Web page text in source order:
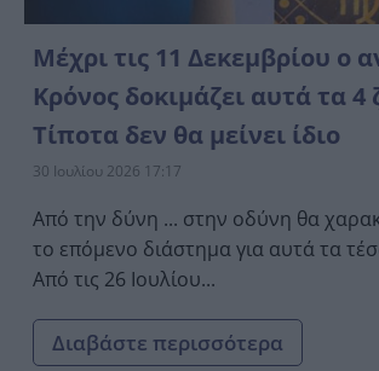
Μέχρι τις 11 Δεκεμβρίου ο
Κρόνος δοκιμάζει αυτά τα 4
Τίποτα δεν θα μείνει ίδιο
30 Ιουλίου 2026 17:17
Από την δύνη ... στην οδύνη θα
το επόμενο διάστημα για αυτά τα
Από τις 26 Ιουλίου...
Διαβάστε περισσότερα